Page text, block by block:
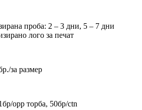
проба: 2 – 3 дни, 5 – 7 дни
лого за печат
за размер
opp торба, 50бр/ctn